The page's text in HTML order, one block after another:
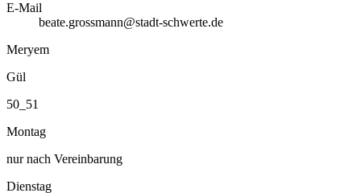
E-Mail
beate.grossmann@stadt-schwerte.de
Meryem
Gül
50_51
Montag
nur nach Vereinbarung
Dienstag